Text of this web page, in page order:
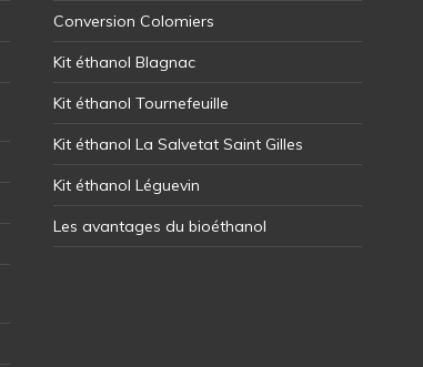
Conversion Colomiers
Kit éthanol Blagnac
Kit éthanol Tournefeuille
Kit éthanol La Salvetat Saint Gilles
Kit éthanol Léguevin
Les avantages du bioéthanol